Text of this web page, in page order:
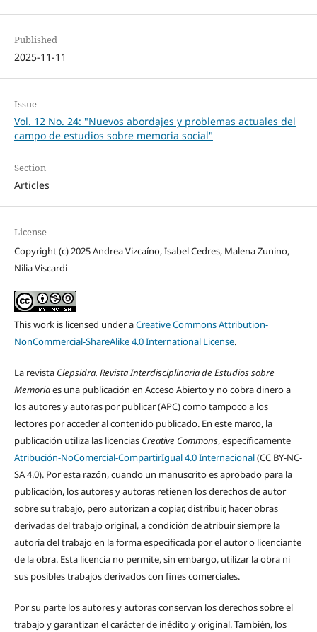
Published
2025-11-11
Issue
Vol. 12 No. 24: "Nuevos abordajes y problemas actuales del
campo de estudios sobre memoria social"
Section
Articles
License
Copyright (c) 2025 Andrea Vizcaíno, Isabel Cedres, Malena Zunino,
Nilia Viscardi
This work is licensed under aCreative Commons Attribution-
NonCommercial-ShareAlike 4.0 International License.
La revista Clepsidra. Revista Interdisciplinaria de Estudios sobre
Memoriaes una publicación en Acceso Abierto y no cobra dinero a
los autores y autoras por publicar (APC) como tampoco a los
lectores por acceder al contenido publicado. En este marco, la
publicación utiliza las licencias Creative Commons, específicamente
Atribución-NoComercial-CompartirIgual 4.0 Internacional(CC BY-NC-
SA 4.0). Por esta razón, cuando un manuscrito es aprobado para la
publicación, los autores y autoras retienen los derechos de autor
sobre su trabajo, pero autorizan a copiar, distribuir, hacer obras
derivadas del trabajo original, a condición de atribuir siempre la
autoría del trabajo en la forma especificada por el autor o licenciante
de la obra. Esta licencia no permite, sin embargo, utilizar la obra ni
sus posibles trabajos derivados con fines comerciales.
Por su parte los autores y autoras conservan los derechos sobre el
trabajo y garantizan el carácter de inédito y original. También, los